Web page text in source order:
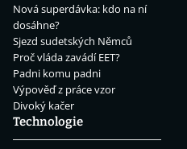
Nová superdávka: kdo na ní
dosáhne?
Sjezd sudetských Němců
Proč vláda zavádí EET?
Padni komu padni
Výpověď z práce vzor
Divoký kačer
Technologie